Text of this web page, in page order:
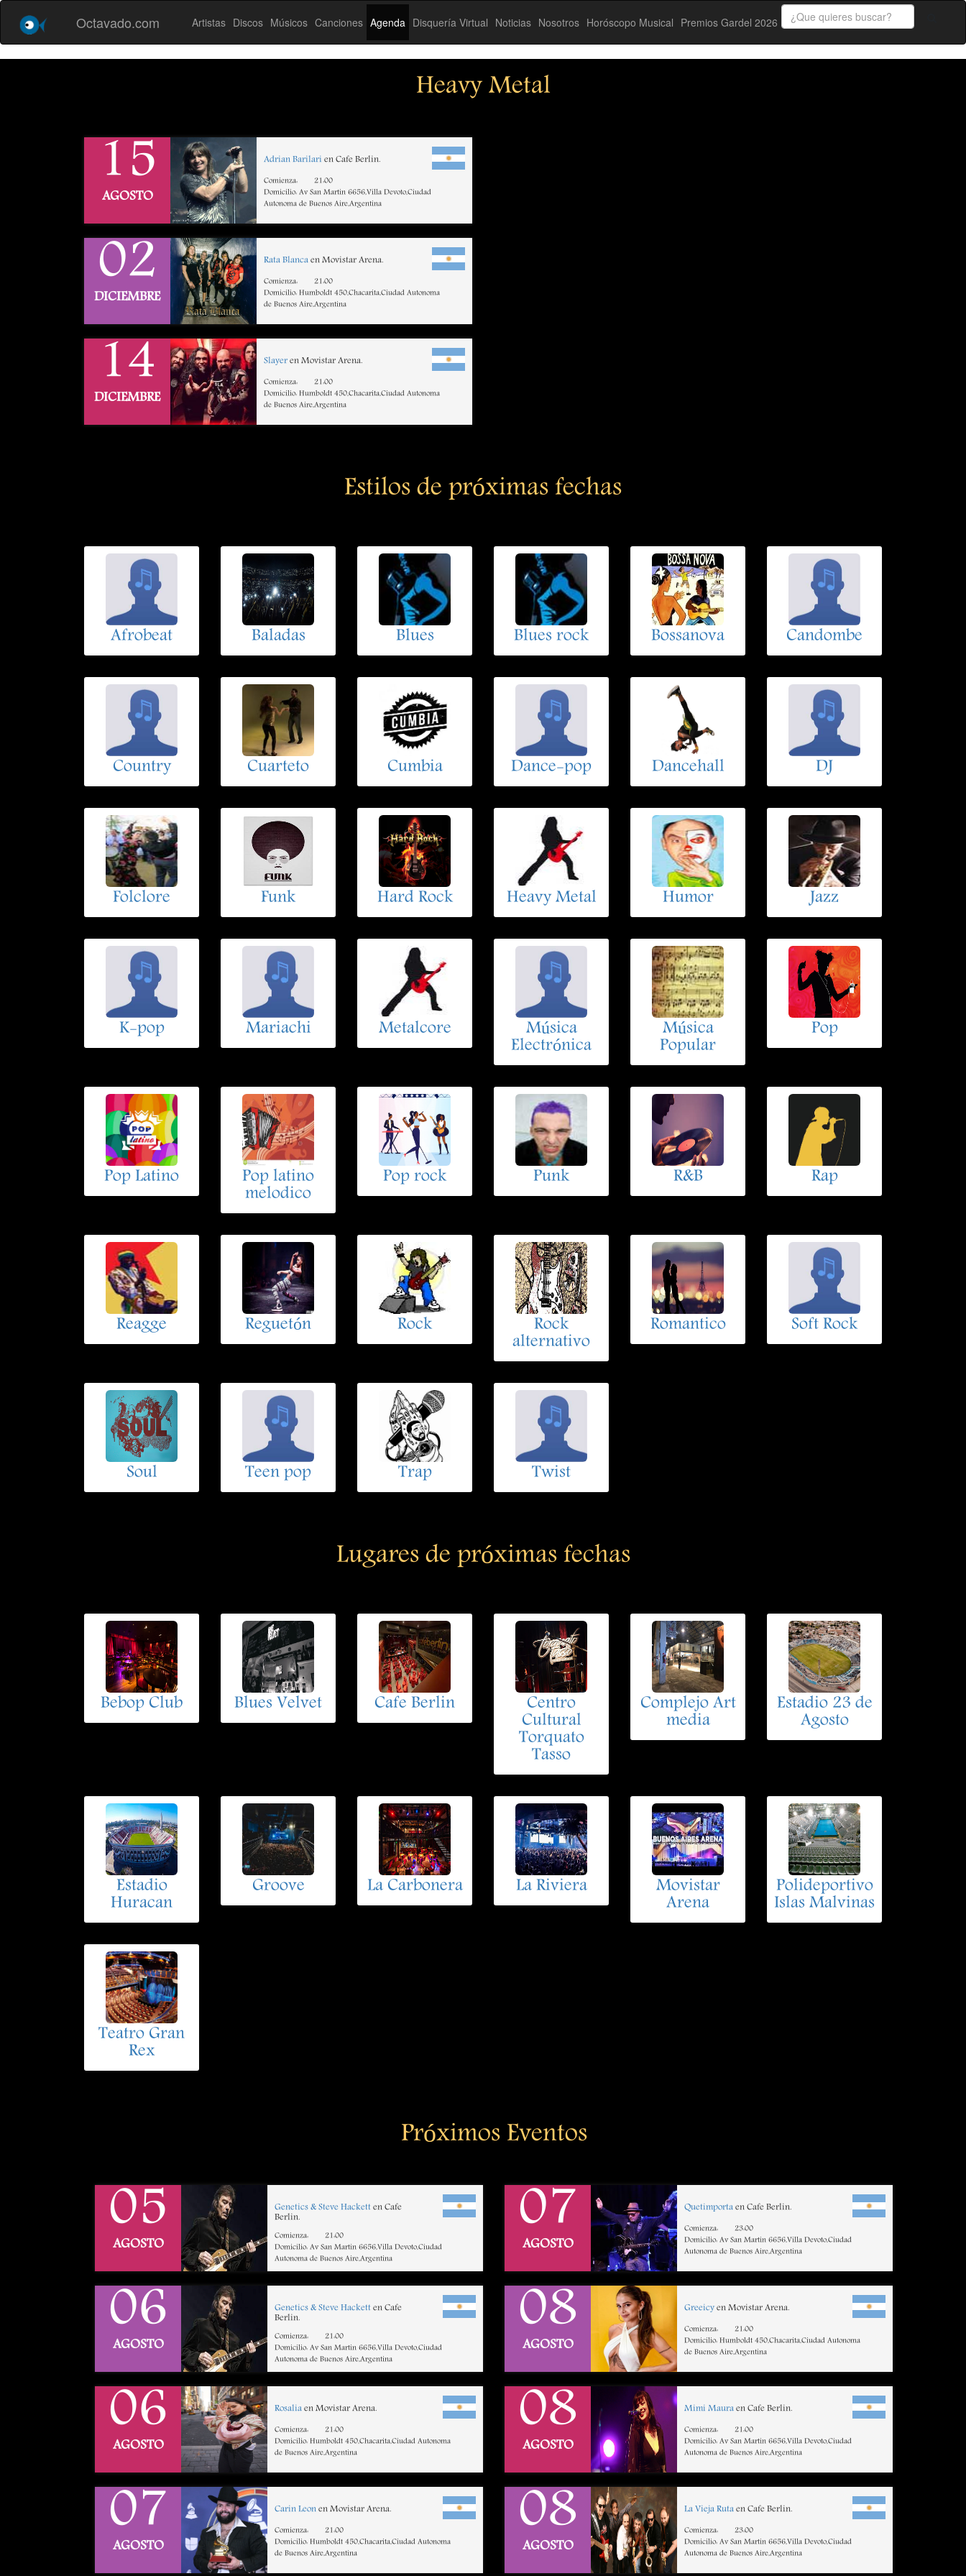
Octavado.com Artistas Discos Músicos Canciones Agenda Disquería Virtual Noticias Nosotros Horóscopo Musical Premios Gardel 2026
Heavy Metal
15
AGOSTO
Adrian Barilari en Cafe Berlin.
Comienza:
21:00
Domicilio: Av San Martin 6656,Villa Devoto,Ciudad
Autonoma de Buenos Aire,Argentina
02
DICIEMBRE
Rata Blancaen Movistar Arena.
Comienza:
21:00
Domicilio: Humboldt 450,Chacarita,Ciudad Autonoma
de Buenos Aire,Argentina
14
DICIEMBRE
Slayeren Movistar Arena.
Comienza:
21:00
Domicilio: Humboldt 450,Chacarita,Ciudad Autonoma
de Buenos Aire,Argentina
Estilos de próximas fechas
Afrobeat Baladas Blues Blues rock Bossanova Candombe
Country Cuarteto Cumbia Dance-pop Dancehall DJ
Folclore Funk Hard Rock Heavy Metal Humor Jazz
K-pop Mariachi Metalcore
Música
Electrónica
Música
Popular
Pop
Pop Latino
Pop latino
melodico
Pop rock Punk R&B Rap
Reagge Reguetón Rock
Rock
alternativo
Romantico Soft Rock
Soul Teen pop Trap Twist
Lugares de próximas fechas
Bebop Club Blues Velvet Cafe Berlin
Centro
Cultural
Torquato
Tasso
Complejo Art
media
Estadio 23 de
Agosto
Estadio
Huracan
Groove La Carbonera La Riviera
Movistar
Arena
Polideportivo
Islas Malvinas
Teatro Gran
Rex
Próximos Eventos
05
AGOSTO
Genetics & Steve Hacketten Cafe
Berlin.
Comienza:
21:00
Domicilio: Av San Martin 6656,Villa Devoto,Ciudad
Autonoma de Buenos Aire,Argentina
06
AGOSTO
Genetics & Steve Hacketten Cafe
Berlin.
Comienza:
21:00
Domicilio: Av San Martin 6656,Villa Devoto,Ciudad
Autonoma de Buenos Aire,Argentina
06
AGOSTO
Rosaliaen Movistar Arena.
Comienza:
21:00
Domicilio: Humboldt 450,Chacarita,Ciudad Autonoma
de Buenos Aire,Argentina
07
AGOSTO
Carin Leonen Movistar Arena.
Comienza:
21:00
Domicilio: Humboldt 450,Chacarita,Ciudad Autonoma
de Buenos Aire,Argentina
07
AGOSTO
Quetimportaen Cafe Berlin.
Comienza:
23:00
Domicilio: Av San Martin 6656,Villa Devoto,Ciudad
Autonoma de Buenos Aire,Argentina
08
AGOSTO
Greeicyen Movistar Arena.
Comienza:
21:00
Domicilio: Humboldt 450,Chacarita,Ciudad Autonoma
de Buenos Aire,Argentina
08
AGOSTO
Mimi Mauraen Cafe Berlin.
Comienza:
21:00
Domicilio: Av San Martin 6656,Villa Devoto,Ciudad
Autonoma de Buenos Aire,Argentina
08
AGOSTO
La Vieja Rutaen Cafe Berlin.
Comienza:
23:00
Domicilio: Av San Martin 6656,Villa Devoto,Ciudad
Autonoma de Buenos Aire,Argentina